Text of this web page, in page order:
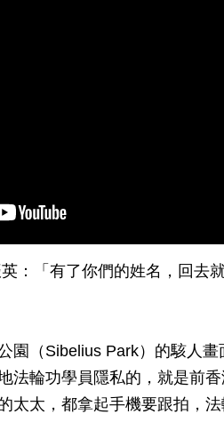
：「有了你們的姓名，回去
園（Sibelius Park）的駭人畫
法輪功學員隱私的，就是前
太太，都拿起手機要跟拍，